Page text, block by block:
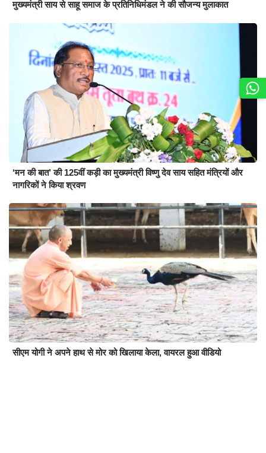
मुख्यमंत्री साय से साहू समाज के प्रतिनिधिमंडल ने की सौजन्य मुलाकात
‘मन की बात’ की 125वीं कड़ी का मुख्यमंत्री विष्णु देव साय सहित मंत्रियों और
नागरिकों ने किया श्रवण
सीएम योगी ने अपने हाथ से मोर को खिलाया केला, वायरल हुआ वीडियो